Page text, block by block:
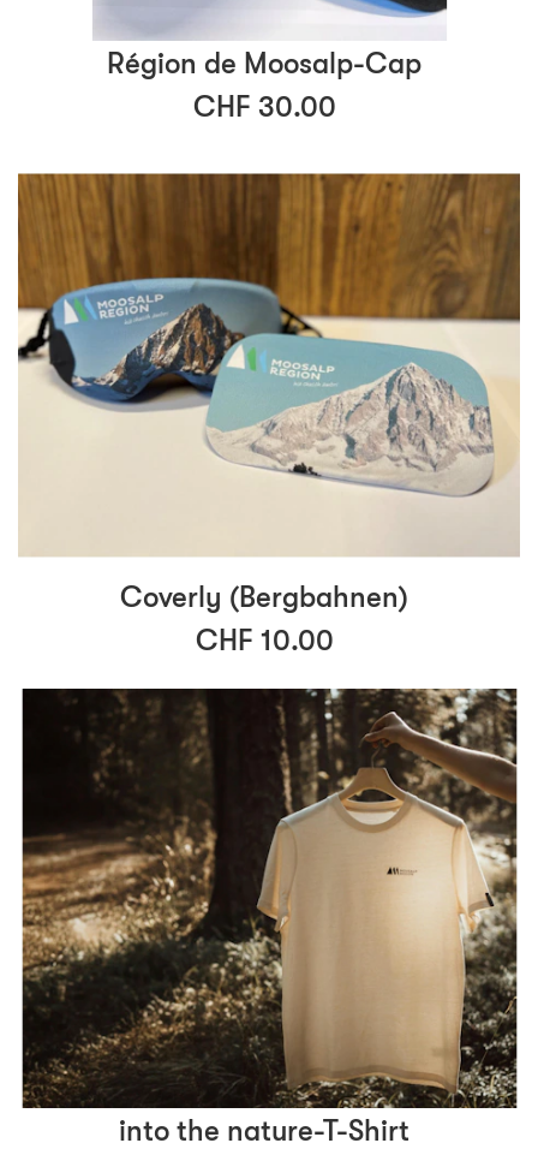
Région de Moosalp-Cap
CHF 30.00
Coverly (Bergbahnen)
CHF 10.00
into the nature-T-Shirt